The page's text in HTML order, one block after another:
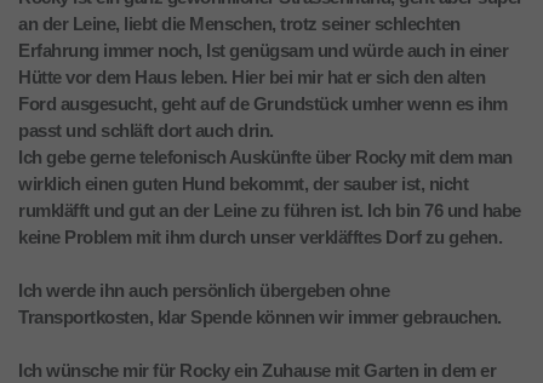
an der Leine, liebt die Menschen, trotz seiner schlechten
Erfahrung immer noch, Ist genügsam und würde auch in einer
Hütte vor dem Haus leben. Hier bei mir hat er sich den alten
Ford ausgesucht, geht auf de Grundstück umher wenn es ihm
passt und schläft dort auch drin.
Ich gebe gerne telefonisch Auskünfte über Rocky mit dem man
wirklich einen guten Hund bekommt, der sauber ist, nicht
rumkläfft und gut an der Leine zu führen ist. Ich bin 76 und habe
keine Problem mit ihm durch unser verkläfftes Dorf zu gehen.
Ich werde ihn auch persönlich übergeben ohne
Transportkosten, klar Spende können wir immer gebrauchen.
Ich wünsche mir für Rocky ein Zuhause mit Garten in dem er